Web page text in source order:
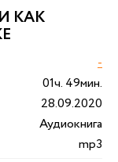
КАК
-
01ч. 49мин.
28.09.2020
Аудиокнига
mp3